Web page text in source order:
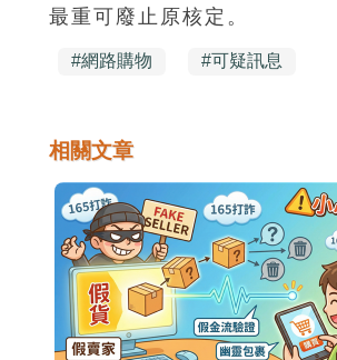
最重可廢止原核定。
#網路購物 #可疑訊息
相關文章